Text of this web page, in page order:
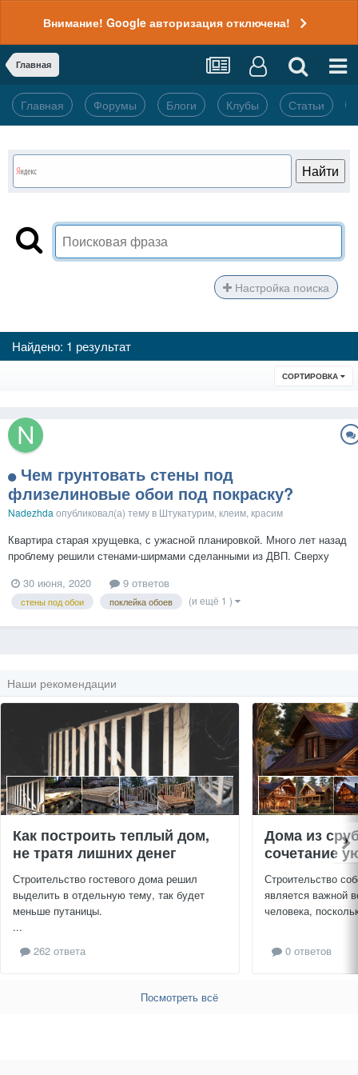
Внимание! Google авторизация отключена!
Главная
Главная Форумы Блоги Клубы Статьи
Настройка поиска
Найдено: 1 результат
СОРТИРОВКА
Чем грунтовать стены под
флизелиновые обои под покраску?
Nadezhda опубликовал(а) тему в Штукатурим, клеим, красим
Квартира старая хрущевка, с ужасной планировкой. Много лет назад
проблему решили стенами-ширмами сделанными из ДВП. Сверху
бетонными стенками, олифа была нанесена на старую, советскую
краску и шпаклевку под побелку, сверху наклеена самокле...
30 июня, 2020 9 ответов
стены под обои поклейка обоев (и ещё 1 )
Наши рекомендации
Как построить теплый дом,
не тратя лишних денег
Строительство гостевого дома решил
выделить в отдельную тему, так будет
меньше путаницы.
...
262 ответа
Дома из
сочетание
Строительство
является важной
человека,
0 ответов
Посмотреть всё